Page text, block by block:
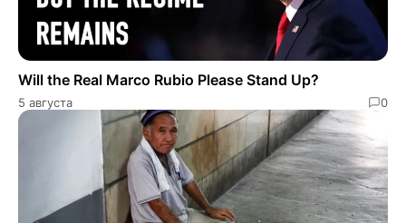
Will the Real Marco Rubio Please Stand Up?
5 августа 0